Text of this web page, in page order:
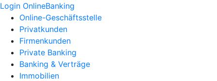
Login OnlineBanking
Online-Geschäftsstelle
Privatkunden
Firmenkunden
Private Banking
Banking & Verträge
Immobilien